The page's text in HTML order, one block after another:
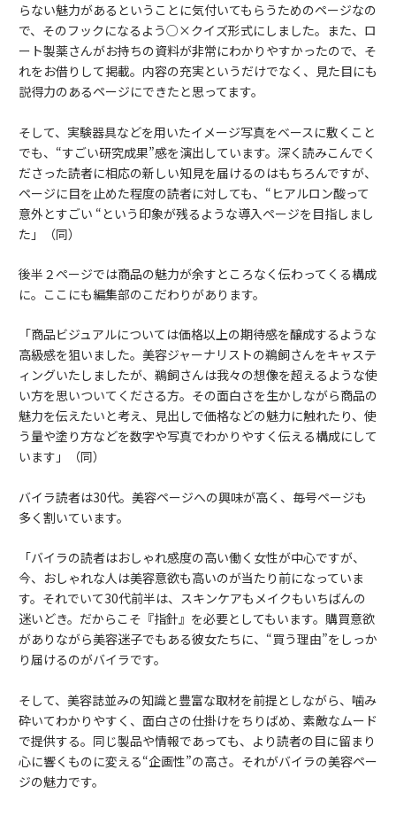
らない魅力があるということに気付いてもらうためのページなの
で、そのフックになるよう○×クイズ形式にしました。また、ロ
ート製薬さんがお持ちの資料が非常にわかりやすかったので、そ
れをお借りして掲載。内容の充実というだけでなく、見た目にも
説得力のあるページにできたと思ってます。
そして、実験器具などを用いたイメージ写真をベースに敷くこと
でも、“すごい研究成果”感を演出しています。深く読みこんでく
ださった読者に相応の新しい知見を届けるのはもちろんですが、
ページに目を止めた程度の読者に対しても、“ヒアルロン酸って
意外とすごい “という印象が残るような導入ページを目指しまし
た」（同）
後半２ページでは商品の魅力が余すところなく伝わってくる構成
に。ここにも編集部のこだわりがあります。
「商品ビジュアルについては価格以上の期待感を醸成するような
高級感を狙いました。美容ジャーナリストの鵜飼さんをキャステ
ィングいたしましたが、鵜飼さんは我々の想像を超えるような使
い方を思いついてくださる方。その面白さを生かしながら商品の
魅力を伝えたいと考え、見出しで価格などの魅力に触れたり、使
う量や塗り方などを数字や写真でわかりやすく伝える構成にして
います」（同）
バイラ読者は30代。美容ページへの興味が高く、毎号ページも
多く割いています。
「バイラの読者はおしゃれ感度の高い働く女性が中心ですが、
今、おしゃれな人は美容意欲も高いのが当たり前になっていま
す。それでいて30代前半は、スキンケアもメイクもいちばんの
迷いどき。だからこそ『指針』を必要としてもいます。購買意欲
がありながら美容迷子でもある彼女たちに、“買う理由”をしっか
り届けるのがバイラです。
そして、美容誌並みの知識と豊富な取材を前提としながら、噛み
砕いてわかりやすく、面白さの仕掛けをちりばめ、素敵なムード
で提供する。同じ製品や情報であっても、より読者の目に留まり
心に響くものに変える“企画性”の高さ。それがバイラの美容ペー
ジの魅力です。